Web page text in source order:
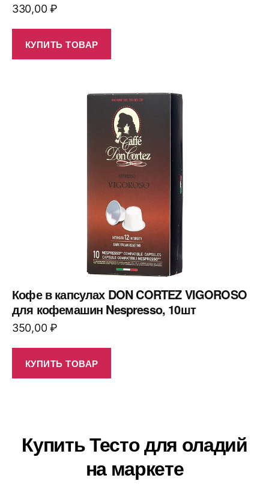
330,00₽
КУПИТЬ ТОВАР
Кофе в капсулах DON CORTEZ VIGOROSO
для кофемашин Nespresso, 10шт
350,00₽
КУПИТЬ ТОВАР
Купить Тесто для оладий
на маркете